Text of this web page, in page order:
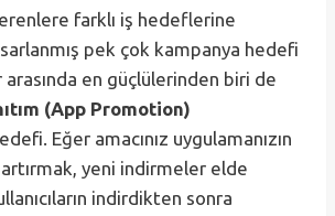
farklı iş hedeflerine
pek çok kampanya hedefi
arasında en güçlülerinden biri de
(App Promotion)
Eğer amacınız uygulamanızın
yeni indirmeler elde
indirdikten sonra